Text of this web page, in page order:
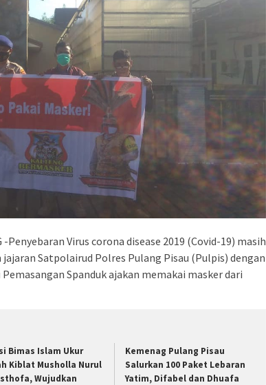
-Penyebaran Virus corona disease 2019 (Covid-19) masih
Satpolairud Polres Pulang Pisau (Pulpis) dengan
Spanduk ajakan memakai masker dari
Bimas Islam Ukur
Kiblat Musholla Nurul
Wujudkan
Kemenag Pulang Pisau
Salurkan 100 Paket Lebaran
Yatim, Difabel dan Dhuafa